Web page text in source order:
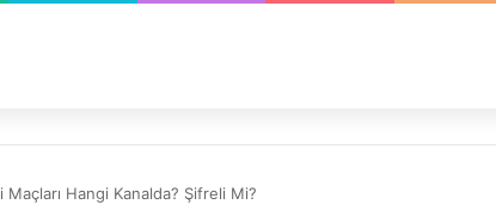
Hangi Kanalda? Şifreli Mi?